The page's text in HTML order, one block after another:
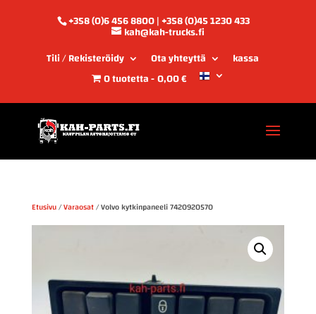
+358 (0)6 456 8800 | +358 (0)45 1230 433
kah@kah-trucks.fi
Tili / Rekisteröidy
Ota yhteyttä
kassa
0 tuotetta 0,00 €
Etusivu/Varaosat/ Volvo kytkinpaneeli 7420920570